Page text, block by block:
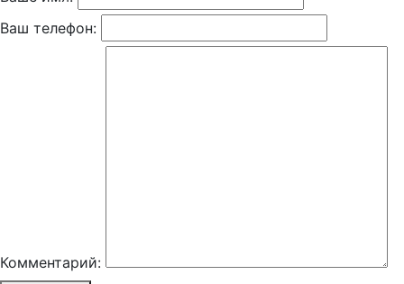
Ваш телефон:
Комментарий: